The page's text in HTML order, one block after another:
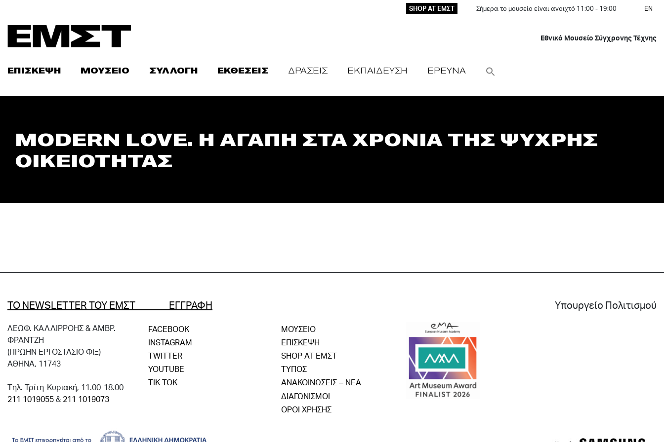
content
SHOP AT ΕΜΣΤ Σήμερα το μουσείο είναι ανοιχτό 11:00 - 19:00 EN
Εθνικό Μουσείο Σύγχρονης Τέχνης
ΕΠΙΣΚΕΨΗ ΜΟΥΣΕΙΟ ΣΥΛΛΟΓΗ ΕΚΘΕΣΕΙΣ ΔΡΑΣΕΙΣ ΕΚΠΑΙΔΕΥΣΗ ΕΡΕΥΝΑ
MODERN LOVE. H ΑΓΑΠΗ ΣΤΑ ΧΡΟΝΙΑ ΤΗΣ ΨΥΧΡΗΣ
ΟΙΚΕΙΟΤΗΤΑΣ
ΤΟ NEWSLETTER ΤΟΥ ΕΜΣΤ ΕΓΓΡΑΦΗ Υπουργείο Πολιτισμού
ΛΕΩΦ. ΚΑΛΛΙΡΡΟΗΣ & ΑΜΒΡ.
ΦΡΑΝΤΖΗ
(ΠΡΩΗΝ ΕΡΓΟΣΤΑΣΙΟ ΦΙΞ)
ΑΘΗΝΑ, 11743
Tηλ. Τρίτη-Κυριακή, 11.00-18.00
211 1019055& 211 1019073
FACEBOOK
INSTAGRAM
TWITTER
YOUTUBE
TIK TOK
ΜΟΥΣΕΙΟ
ΕΠΙΣΚΕΨΗ
SHOP AT ΕΜΣΤ
ΤΥΠΟΣ
ΑΝΑΚΟΙΝΩΣΕΙΣ – ΝΕΑ
ΔΙΑΓΩΝΙΣΜΟΙ
ΟΡΟΙ ΧΡΗΣΗΣ